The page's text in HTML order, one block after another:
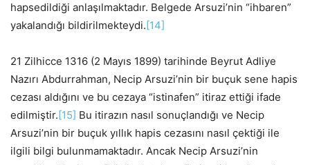
hapsedildiği anlaşılmaktadır. Belgede Arsuzi’nin “ihbaren”
yakalandığı bildirilmekteydi. [14]
21 Zilhicce 1316 (2 Mayıs 1899) tarihinde Beyrut Adliye
Nazırı Abdurrahman, Necip Arsuzi’nin bir buçuk sene hapis
cezası aldığını ve bu cezaya “istinafen” itiraz ettiği ifade
edilmiştir. [15] Bu itirazın nasıl sonuçlandığı ve Necip
Arsuzi’nin bir buçuk yıllık hapis cezasını nasıl çektiği ile
ilgili bilgi bulunmamaktadır. Ancak Necip Arsuzi’nin